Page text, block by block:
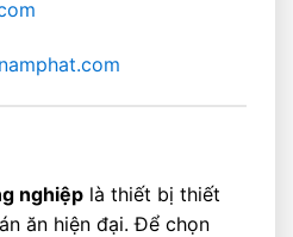
nghiệp là thiết bị thiết
ăn hiện đại. Để chọn